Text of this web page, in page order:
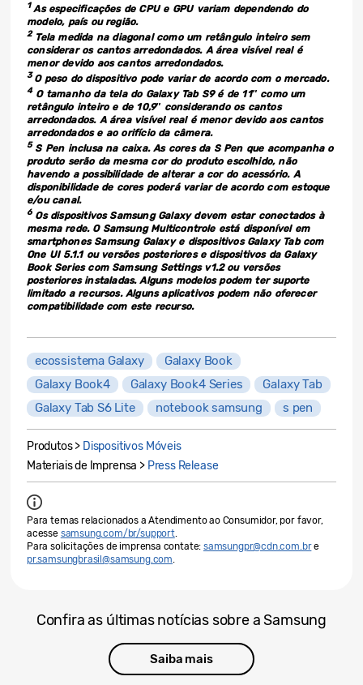
1 As especificações de CPU e GPU variam dependendo do
modelo, país ou região.
2 Tela medida na diagonal como um retângulo inteiro sem
considerar os cantos arredondados. A área visível real é
menor devido aos cantos arredondados.
3O peso do dispositivo pode variar de acordo com o mercado.
4O tamanho da tela do Galaxy Tab S9 é de 11″ como um
retângulo inteiro e de 10,9″ considerando os cantos
arredondados. A área visível real é menor devido aos cantos
arredondados e ao orifício da câmera.
5 S Pen inclusa na caixa. As cores da S Pen que acompanha o
produto serão da mesma cor do produto escolhido, não
havendo a possibilidade de alterar a cor do acessório. A
disponibilidade de cores poderá variar de acordo com estoque
e/ou canal.
6Os dispositivos Samsung Galaxy devem estar conectados à
mesma rede. O Samsung Multicontrole está disponível em
smartphones Samsung Galaxy e dispositivos Galaxy Tab com
One UI 5.1.1 ou versões posteriores e dispositivos da Galaxy
Book Series com Samsung Settings v1.2 ou versões
posteriores instaladas. Alguns modelos podem ter suporte
limitado a recursos. Alguns aplicativos podem não oferecer
compatibilidade com este recurso.
ecossistema Galaxy
Galaxy Book
Galaxy Book4
Galaxy Book4 Series
Galaxy Tab
Galaxy Tab S6 Lite
notebook samsung s pen
Produtos > Dispositivos Móveis
Materiais de Imprensa > Press Release
Para temas relacionados a Atendimento ao Consumidor, por favor,
acesse samsung.com/br/support.
Para solicitações de imprensa contate: samsungpr@cdn.com.bre
pr.samsungbrasil@samsung.com.
Confira as últimas notícias sobre a Samsung
Saiba mais